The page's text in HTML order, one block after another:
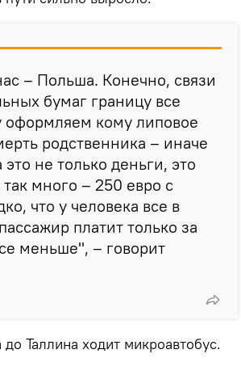
– Польша. Конечно, связи
бумаг границу все
оформляем кому липовое
родственника – иначе
не только деньги, это
много – 250 евро с
что у человека все в
платит только за
меньше", – говорит
Таллина ходит микроавтобус.